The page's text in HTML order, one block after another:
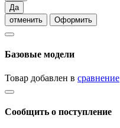
Да
отменить
Оформить
Базовые модели
Товар добавлен в сравнение
Сообщить о поступление